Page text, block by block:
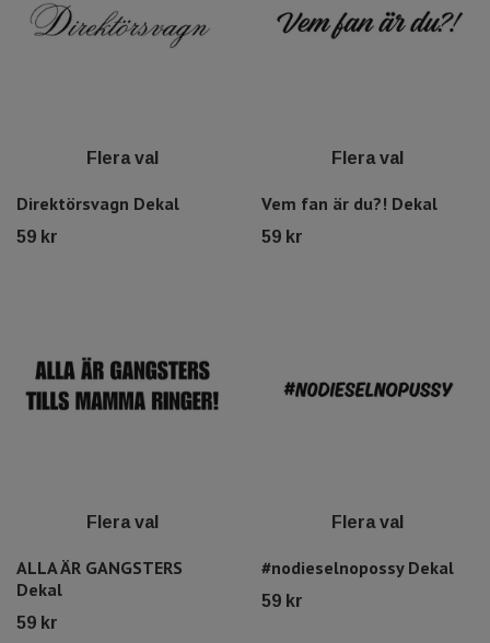
Flera val
Direktörsvagn Dekal
59 kr
Flera val
Vem fan är du?! Dekal
59 kr
Flera val
ALLA ÄR GANGSTERS
Dekal
59 kr
Flera val
#nodieselnopossy Dekal
59 kr